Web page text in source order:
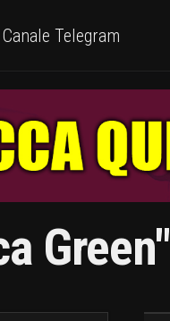
Canale Telegram
Green"